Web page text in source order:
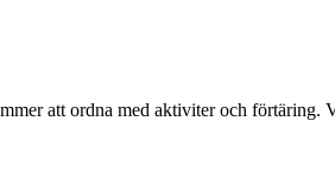
att ordna med aktiviter och förtäring.